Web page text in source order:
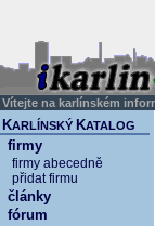
Vítejte na karlínském
KARLÍNSKÝ KATALOG
firmy
firmy abecedně
přidat firmu
články
fórum